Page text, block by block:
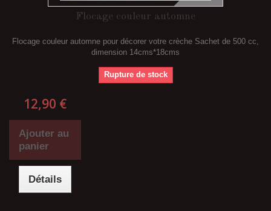
Flocage couleur automne
Flocage couleur automne pour décorer votre crèche Sachet de 500 cc,
dimension 14cms*18cms
Rupture de stock
12,90 €
Ajouter au
panier
Détails